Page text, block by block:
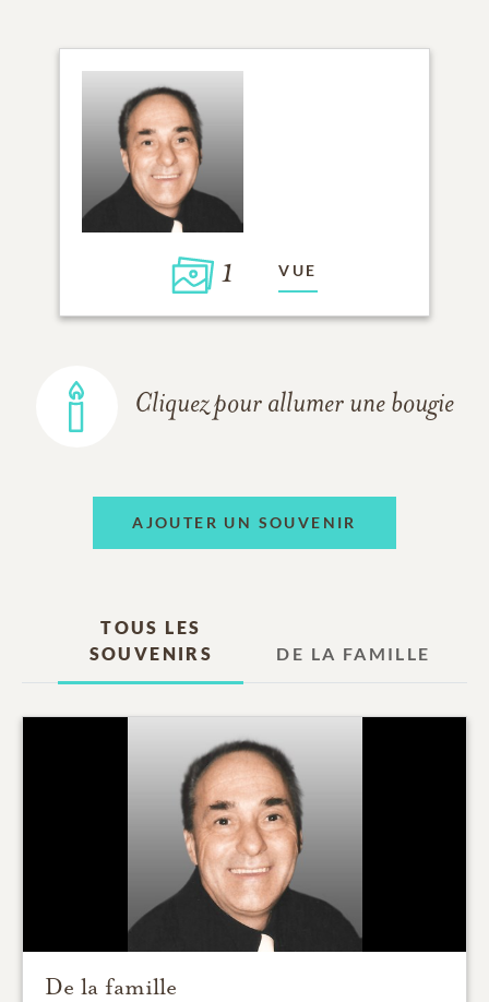
1 VUE
Cliquez pour allumer une bougie
AJOUTER UN SOUVENIR
TOUS LES
SOUVENIRS
DE LA FAMILLE
De la famille